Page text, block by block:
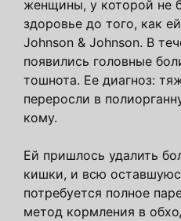
женщины, у которой не
здоровье до того, как
Johnson & Johnson. В
появились головные
тошнота. Ее диагноз:
переросли в
кому.
Ей пришлось удалить
кишки, и всю
потребуется полное
метод кормления в